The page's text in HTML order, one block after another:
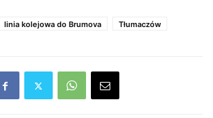
linia kolejowa do Brumova Tłumaczów